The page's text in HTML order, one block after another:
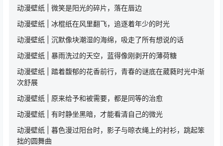
动漫壁纸 | 微笑是阳光的碎片，落在唇边
动漫壁纸 | 冰棍纸在风里翻飞，追逐着年少的时光
动漫壁纸 | 沉默像块潮湿的海绵，吸走了所有想说的话
动漫壁纸 | 暴雨洗过的天空，蓝得像刚剥开的薄荷糖
动漫壁纸 | 踏着馥郁的花香前行，青春的谜底在葳蕤时光中渐
次舒展
动漫壁纸 | 原来给予和被需要，都是同等的治愈
动漫壁纸 | 有时静坐黑暗，才能看清自己的微光
动漫壁纸 | 暮色漫过阳台时，影子与晾衣绳上的衬衫，跳起笨
拙的圆舞曲